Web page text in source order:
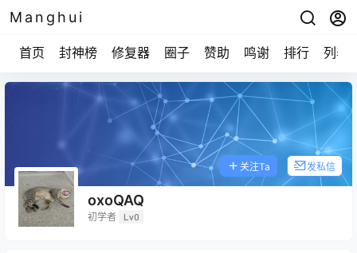
Manghui
首页 封神榜 修复器 圈子 赞助 鸣谢 排行 列表
oxoQAQ
初学者 Lv0
关注Ta 发私信